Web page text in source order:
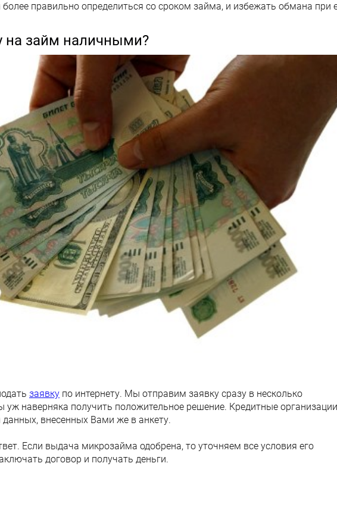
правильно определиться со сроком займа, и избежать обмана при
на займ наличными?
заявку по интернету. Мы отправим заявку сразу в несколько
уж наверняка получить положительное решение. Кредитные организации
внесенных Вами же в анкету.
Если выдача микрозайма одобрена, то уточняем все условия его
договор и получать деньги.